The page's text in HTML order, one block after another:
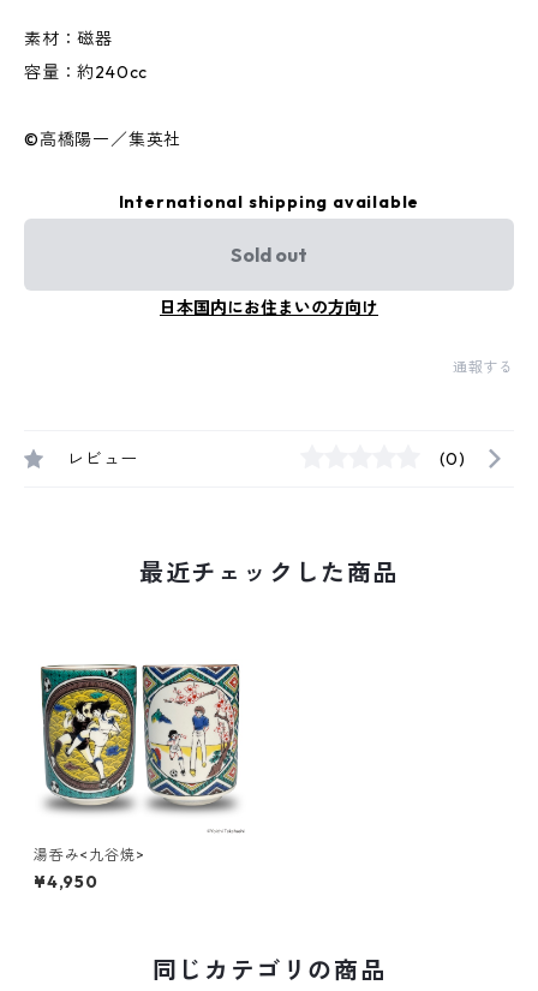
素材：磁器
容量：約240cc
©高橋陽一／集英社
International shipping available
Sold out
日本国内にお住まいの方向け
通報する
レビュー (0)
最近チェックした商品
湯呑み<九谷焼>
¥4,950
同じカテゴリの商品